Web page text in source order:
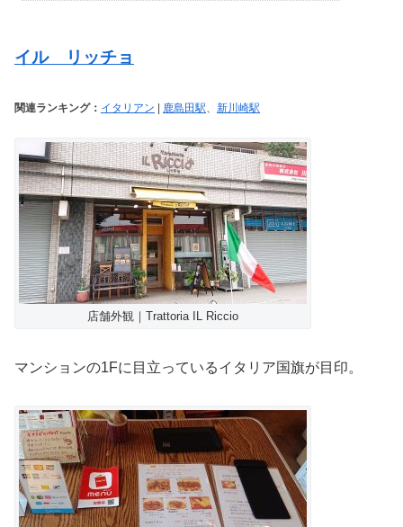
イル リッチョ
関連ランキング： イタリアン 鹿島田駅、 新川崎駅
店舗外観｜Trattoria IL Riccio
マンションの1Fに目立っているイタリア国旗が目印。